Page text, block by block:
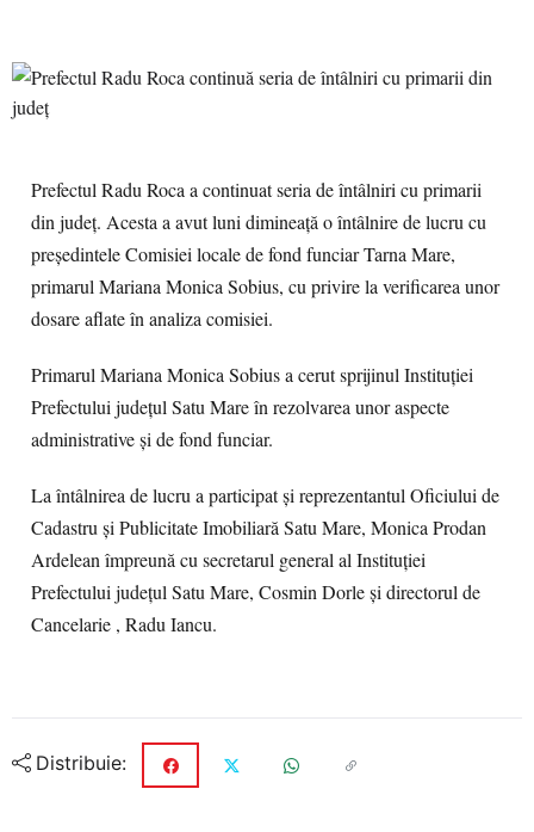
Prefectul Radu Roca a continuat seria de întâlniri cu primarii
din județ. Acesta a avut luni dimineață o întâlnire de lucru cu
președintele Comisiei locale de fond funciar Tarna Mare,
primarul Mariana Monica Sobius, cu privire la verificarea unor
dosare aflate în analiza comisiei.
Primarul Mariana Monica Sobius a cerut sprijinul Instituției
Prefectului județul Satu Mare în rezolvarea unor aspecte
administrative și de fond funciar.
La întâlnirea de lucru a participat și reprezentantul Oficiului de
Cadastru și Publicitate Imobiliară Satu Mare, Monica Prodan
Ardelean împreună cu secretarul general al Instituției
Prefectului județul Satu Mare, Cosmin Dorle și directorul de
Cancelarie , Radu Iancu.
Distribuie: